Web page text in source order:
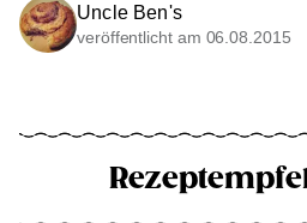
Uncle Ben's
veröffentlicht am 06.08.2015